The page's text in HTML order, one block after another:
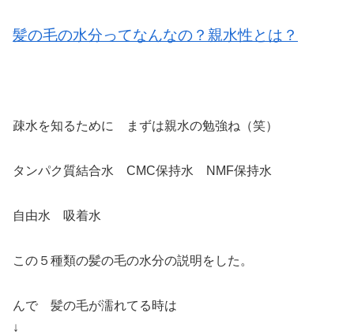
髪の毛の水分ってなんなの？親水性とは？
疎水を知るために まずは親水の勉強ね（笑）
タンパク質結合水 CMC保持水 NMF保持水
自由水 吸着水
この５種類の髪の毛の水分の説明をした。
んで 髪の毛が濡れてる時は
↓